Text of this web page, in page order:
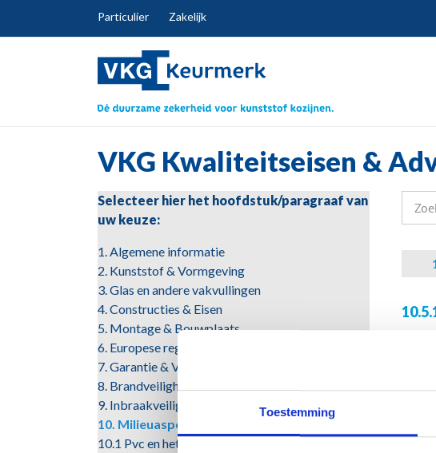
Toestemming
Particulier Zakelijk
VKG Kwaliteitseisen &
Selecteer hier het hoofdstuk/paragraaf van
uw keuze:
1. Algemene informatie
2. Kunststof & Vormgeving
3. Glas en andere vakvullingen
4. Constructies & Eisen
5. Montage & Bouwplaats
6. Europese regels
7. Garantie & Voorwaarden
8. Brandveiligheid
9. Inbraakveiligheid
10. Milieuaspecten
10.1 Pvc en het milieu
naar:
van